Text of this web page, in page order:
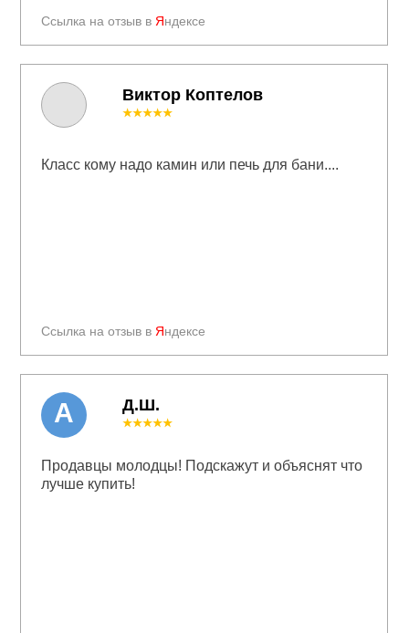
Ссылка на отзыв в Яндексе
Ссылка на отзыв в Яндексе
★★★★★
Класс кому надо камин или печь для бани....
Д.Ш.
★★★★★
Продавцы молодцы! Подскажут и объяснят что
лучше купить!
А
Виктор Коптелов